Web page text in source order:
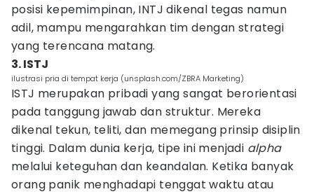
posisi kepemimpinan, INTJ dikenal tegas namun
adil, mampu mengarahkan tim dengan strategi
yang terencana matang.
3. ISTJ
ilustrasi pria di tempat kerja (unsplash.com/ZBRA Marketing)
ISTJ merupakan pribadi yang sangat berorientasi
pada tanggung jawab dan struktur. Mereka
dikenal tekun, teliti, dan memegang prinsip disiplin
tinggi. Dalam dunia kerja, tipe ini menjadi alpha
melalui keteguhan dan keandalan. Ketika banyak
orang panik menghadapi tenggat waktu atau